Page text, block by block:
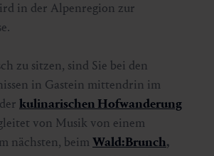
in der Alpenregion zur
zu sitzen, sind Sie bei den
in Gastein mittendrin im
kulinarischen Hofwanderung
von Musik von einem
nächsten, beim Wald:Brunch,